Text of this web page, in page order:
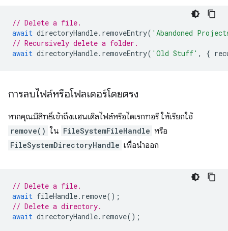
// Delete a file.
await directoryHandle. removeEntry( 'Abandoned
// Recursively delete a folder.
await directoryHandle. removeEntry( 'Old Stuff' , {
การลบไฟล์หรือโฟลเดอร์โดยตรง
หากคุณมีสิทธิ์เข้าถึงแฮนเดิลไฟล์หรือไดเรกทอรี ให้เรียกใช้
remove() ใน FileSystemFileHandle หรือ
FileSystemDirectoryHandle เพื่อนำออก
// Delete a file.
await fileHandle. remove();
// Delete a directory.
await directoryHandle. remove();